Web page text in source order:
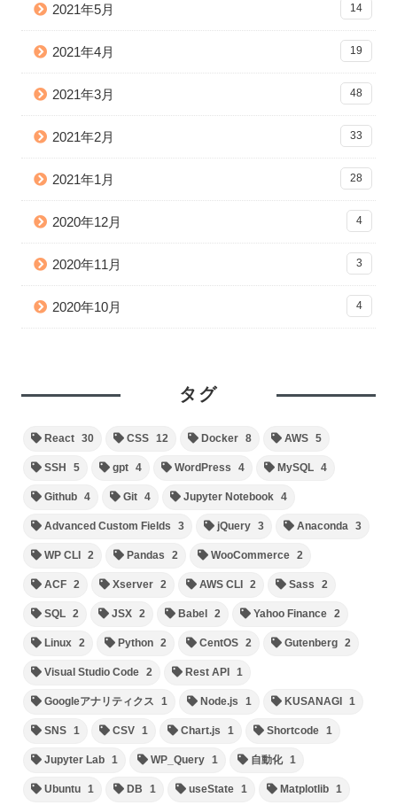
2021年5月 14
2021年4月 19
2021年3月 48
2021年2月 33
2021年1月 28
2020年12月 4
2020年11月 3
2020年10月 4
タグ
React 30 CSS 12 Docker 8 AWS 5
SSH 5 gpt 4 WordPress 4 MySQL 4
Github 4 Git 4 Jupyter Notebook 4
Advanced Custom Fields 3 jQuery 3 Anaconda 3
WP CLI 2 Pandas 2 WooCommerce 2
ACF 2 Xserver 2 AWS CLI 2 Sass 2
SQL 2 JSX 2 Babel 2 Yahoo Finance 2
Linux 2 Python 2 CentOS 2 Gutenberg 2
Visual Studio Code 2 Rest API 1
Googleアナリティクス 1 Node.js 1 KUSANAGI 1
SNS 1 CSV 1 Chart.js 1 Shortcode 1
Jupyter Lab 1 WP_Query 1 自動化 1
Ubuntu 1 DB 1 useState 1 Matplotlib 1